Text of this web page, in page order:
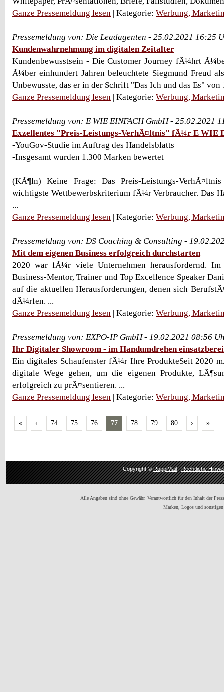
Ganze Pressemeldung lesen | Kategorie: Werbung,
Pressemeldung von: Die Leadagenten - 25.02.2021 16:25
Kundenwahrnehmung im digitalen Zeitalter
Kundenbewusstsein - Die Customer Journey fÃ¼hrt
Ã¼ber einhundert Jahren beleuchtete Siegmund Freud
Unbewusste, das er in der Schrift "Das Ich und das Es" von
Ganze Pressemeldung lesen | Kategorie: Werbung,
Pressemeldung von: E WIE EINFACH GmbH - 25.02.2021
Exzellentes "Preis-Leistungs-VerhÃ¤ltnis" fÃ¼r E WIE
-YouGov-Studie im Auftrag des Handelsblatts
-Insgesamt wurden 1.300 Marken bewertet
(KÃ¶ln) Keine Frage: Das Preis-Leistungs-
wichtigste Wettbewerbskriterium fÃ¼r Verbraucher. Das
...
Ganze Pressemeldung lesen | Kategorie: Werbung,
Pressemeldung von: DS Coaching & Consulting -
Mit dem eigenen Business erfolgreich durchstarten
2020 war fÃ¼r viele Unternehmen herausfordernd.
Business-Mentor, Trainer und Top Excellence Speaker
auf die aktuellen Herausforderungen, denen sich
dÃ¼rfen. ...
Ganze Pressemeldung lesen | Kategorie: Werbung,
Pressemeldung von: EXPO-IP GmbH - 19.02.2021 08:56
Ihr Digitaler Showroom - im Handumdrehen
Ein digitales Schaufenster fÃ¼r Ihre ProdukteSeit 2020
digitale Wege gehen, um die eigenen Produkte,
erfolgreich zu prÃ¤sentieren. ...
Ganze Pressemeldung lesen | Kategorie: Werbung,
« ‹ 74 75 76 77 78 79 80 › »
Copyright ©RuppiMail|Rechtliche
Alle Angaben sind ohne Gewähr. Verantwortlich für den Inhalt der
Marken, Logos und